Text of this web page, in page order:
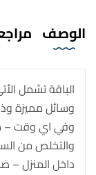
الوصف
الباقة تشمل
وسائل مميزة
وفي اي وقت –
والتخلص من
داخل المنزل – ضمان نزول